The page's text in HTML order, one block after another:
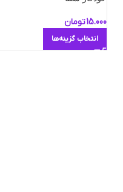
15.000تومان
انتخاب گزینه‌ها